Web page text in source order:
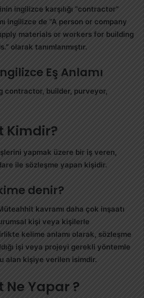
ingilizce karşılığı “contractor”
ingilizce de “A person or company
materials or workers for building
olarak tanımlanmıştır.
Eş Anlamı
contractor, builder, purveyor,
Kimdir?
yapmak üzere bir iş veren,
ile sözleşme yapan kişidir.
denir?
kavramı daha çok inşaatı
kişi veya kişilerle
kelime anlamı olarak, sözleşme
işi veya projeyi gerekli yöntemle
alan kişiye verilen isimdir.
Yapar ?